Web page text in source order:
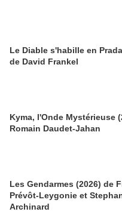
Le Diable s'habille en
de David Frankel
Kyma, l'Onde Mystérieuse
Romain Daudet-Jahan
Les Gendarmes (2026) de
Prévôt-Leygonie et
Archinard